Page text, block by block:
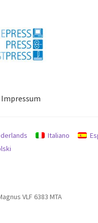
Impressum
Italiano
VLF 6383 MTA